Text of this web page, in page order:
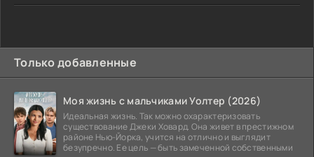
Только добавленные
Моя жизнь с мальчиками Уолтер (2026)
Идеальная жизнь. Так можно охарактеризовать
существование Джеки Ховард. Она живет в престижном
районе Нью-Йорка, учится на отлично и выглядит
безупречно. Ее цель — быть замеченной собственными